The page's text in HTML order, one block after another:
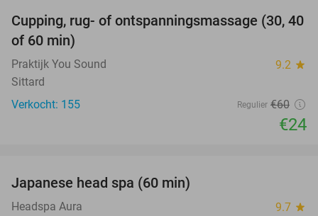
60%
Cupping, rug- of ontspanningsmassage (30, 40
of 60 min)
Praktijk You Sound 9.2 star
Sittard
Verkocht: 155
Regulier €60
€24
Japanese head spa (60 min)
Headspa Aura 9.7 star